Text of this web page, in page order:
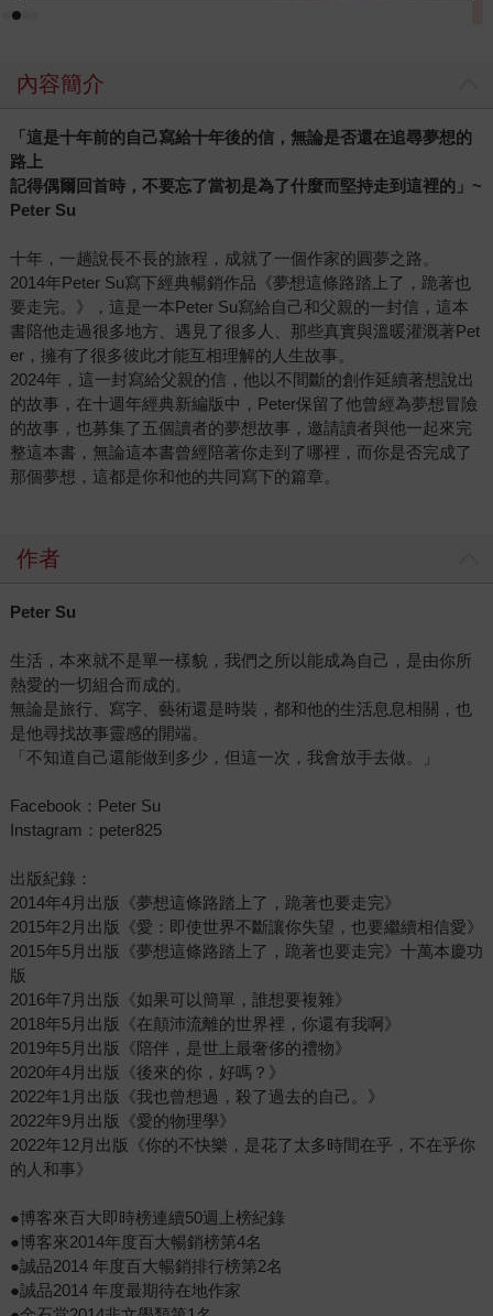
內容簡介
「這是十年前的自己寫給十年後的信，無論是否還在追尋夢想的
路上
記得偶爾回首時，不要忘了當初是為了什麼而堅持走到這裡的」~
Peter Su
十年，一趟說長不長的旅程，成就了一個作家的圓夢之路。
2014年Peter Su寫下經典暢銷作品《夢想這條路踏上了，跪著也
要走完。》，這是一本Peter Su寫給自己和父親的一封信，這本
書陪他走過很多地方、遇見了很多人、那些真實與溫暖灌溉著Pet
er，擁有了很多彼此才能互相理解的人生故事。
2024年，這一封寫給父親的信，他以不間斷的創作延續著想說出
的故事，在十週年經典新編版中，Peter保留了他曾經為夢想冒險
的故事，也募集了五個讀者的夢想故事，邀請讀者與他一起來完
整這本書，無論這本書曾經陪著你走到了哪裡，而你是否完成了
那個夢想，這都是你和他的共同寫下的篇章。
作者
Peter Su
生活，本來就不是單一樣貌，我們之所以能成為自己，是由你所
熱愛的一切組合而成的。
無論是旅行、寫字、藝術還是時裝，都和他的生活息息相關，也
是他尋找故事靈感的開端。
「不知道自己還能做到多少，但這一次，我會放手去做。」
Facebook：Peter Su
Instagram：peter825
出版紀錄：
2014年4月出版《夢想這條路踏上了，跪著也要走完》
2015年2月出版《愛：即使世界不斷讓你失望，也要繼續相信愛》
2015年5月出版《夢想這條路踏上了，跪著也要走完》十萬本慶功
版
2016年7月出版《如果可以簡單，誰想要複雜》
2018年5月出版《在顛沛流離的世界裡，你還有我啊》
2019年5月出版《陪伴，是世上最奢侈的禮物》
2020年4月出版《後來的你，好嗎？》
2022年1月出版《我也曾想過，殺了過去的自己。》
2022年9月出版《愛的物理學》
2022年12月出版《你的不快樂，是花了太多時間在乎，不在乎你
的人和事》
●博客來百大即時榜連續50週上榜紀錄
●博客來2014年度百大暢銷榜第4名
●誠品2014 年度百大暢銷排行榜第2名
●誠品2014 年度最期待在地作家